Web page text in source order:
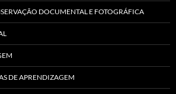
DOCUMENTAL E FOTOGRÁFICA
DE APRENDIZAGEM